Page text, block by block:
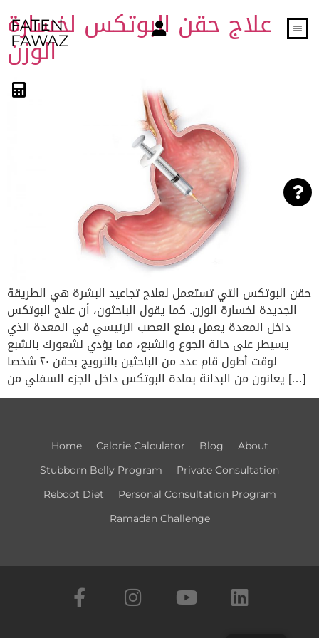
FATEN
FAWAZ
علاج حقن البوتكس لخسارة
الوزن
حقن البوتكس التي تستعمل لعلاج تجاعيد البشرة هي الطريقة
الجديدة لخسارة الوزن. كما يقول الباحثون، أن علاج البوتكس
داخل المعدة يعمل بمنع العصب الرئيسي في المعدة الذي
يسيطر على حالة الجوع والشبع، مما يؤدي لشعورك بالشبع
لوقت أطول قام عدد من الباحثين بالنرويج بحقن ٢٠ شخصا
يعانون من البدانة بمادة البوتكس داخل الجزء السفلي من […]
Home Calorie Calculator​ Blog
About
Stubborn Belly Program
Private Consultation
Reboot Diet
Personal Consultation Program
Ramadan Challenge